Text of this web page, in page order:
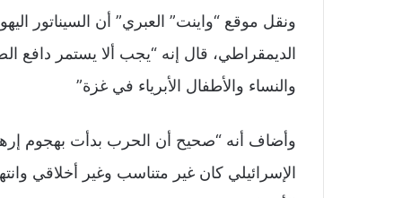
ونقل موقع “واينت” العبري” أن السيناتور
الديمقراطي، قال إنه “يجب ألا يستمر دافع
والنساء والأطفال الأبرياء في غزة”
وأضاف أنه “صحيح أن الحرب بدأت بهجوم
الإسرائيلي كان غير متناسب وغير أخلاقي